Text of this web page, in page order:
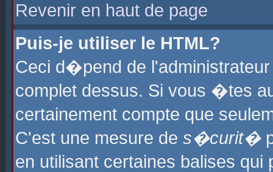
Revenir en haut de page
Puis-je utiliser le HTML?
Ceci d�pend de
complet dessus. Si vous �tes
certainement compte que
C'est une mesure de s�curit�
en utilisant certaines balises